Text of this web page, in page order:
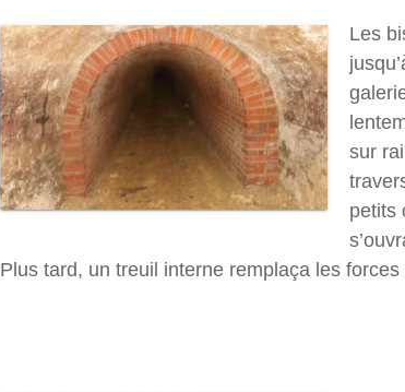
Les
sur
petits
Plus tard, un treuil interne remplaça les